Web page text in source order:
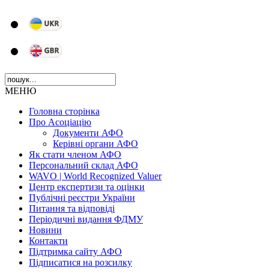
МЕНЮ
Головна сторінка
Про Асоціацію
Документи АФО
Керівні органи АФО
Як стати членом АФО
Персональний склад АФО
WAVO | World Recognized Valuer
Центр експертизи та оцінки
Публічні реєстри України
Питання та відповіді
Періодичні видання ФДМУ
Новини
Контакти
Підтримка сайту АФО
Підписатися на розсилку